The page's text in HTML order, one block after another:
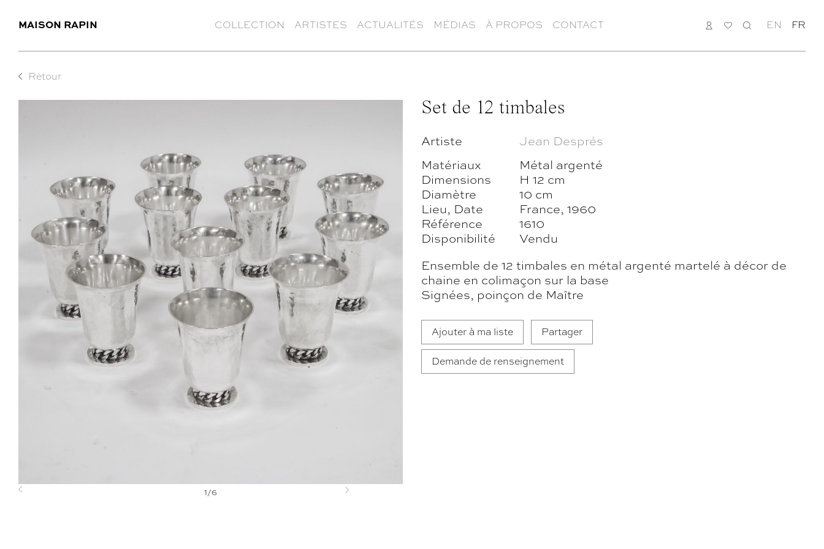
MAISON RAPIN COLLECTION ARTISTES ACTUALITÉS MÉDIAS À PROPOS CONTACT CONNEXION
MA
RECHERCHE
EN FR
Retour
Previous Next
1/6
Set de 12 timbales
Artiste
Jean Després
Matériaux
Métal argenté
Dimensions
H 12 cm
Diamètre
10 cm
Lieu, Date
France, 1960
Référence
1610
Disponibilité
Vendu
Ensemble de 12 timbales en métal argenté martelé à décor de
chaine en colimaçon sur la base
Signées, poinçon de Maître
Ajouter à ma liste Partager
Demande de renseignement